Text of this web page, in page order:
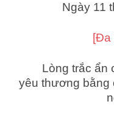
Ngày 11
[Đa
Lòng trắc ẩn
yêu thương bằng